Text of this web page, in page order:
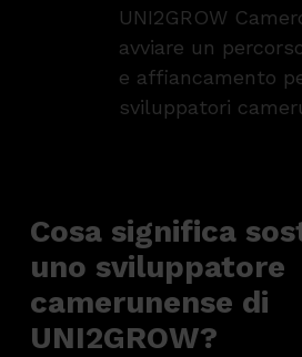
UNI2GROW
avviare un
e affiancamento
sviluppatori
Cosa significa
uno sviluppatore
camerunense di
UNI2GROW?